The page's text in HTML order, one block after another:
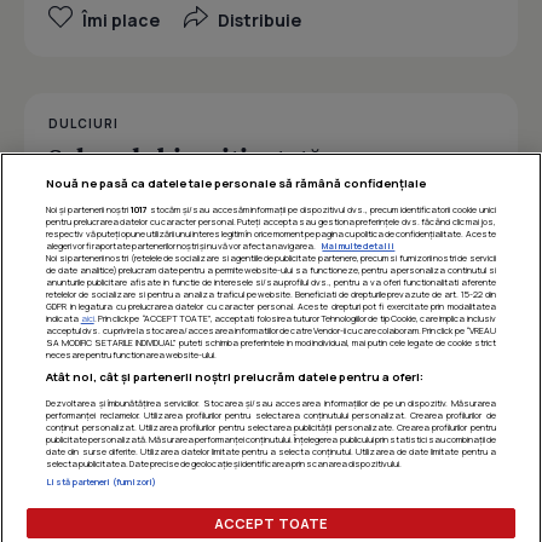
Îmi place Distribuie
DULCIURI
Salam de biscuiţi reţetă
Îmi place Distribuie
Nouă ne pasă ca datele tale personale să rămână confidențiale
Noi și partenerii noștri 1017 stocăm și/sau accesăm informații pe dispozitivul dvs., precum identificatorii cookie unici
pentru prelucrarea datelor cu caracter personal. Puteți accepta sau gestiona preferințele dvs. făcând clic mai jos,
respectiv vă puteți opune utilizării unui interes legitim în orice moment pe pagina cu politica de confidențialitate. Aceste
alegeri vor fi raportate partenerilor noștri și nu vă vor afecta navigarea.
Mai multe detalii
Noi si partenerii nostri (retelele de socializare si agentiile de publicitate partenere, precum si furnizorii nostri de servicii
de date analitice) prelucram date pentru a permite website-ului sa functioneze, pentru a personaliza continutul si
anunturile publicitare afisate in functie de interesele si/sau profilul dvs., pentru a va oferi functionalitati aferente
retelelor de socializare si pentru a analiza traficul pe website. Beneficiati de drepturile prevazute de art. 15-22 din
GDPR in legatura cu prelucrarea datelor cu caracter personal. Aceste drepturi pot fi exercitate prin modalitatea
indicata aici. Prin click pe “ACCEPT TOATE”, acceptati folosirea tuturor Tehnologiilor de tip Cookie, care implica inclusiv
acceptul dvs. cu privire la stocarea/accesarea informatiilor de catre Vendor-ii cu care colaboram. Prin click pe “VREAU
SA MODIFIC SETARILE INDIVIDUAL” puteti schimba preferintele in mod individual, mai putin cele legate de cookie strict
necesare pentru functionarea website-ului.
Atât noi, cât și partenerii noștri prelucrăm datele pentru a oferi:
Dezvoltarea și îmbunătățirea serviciilor. Stocarea și/sau accesarea informațiilor de pe un dispozitiv. Măsurarea
performanței reclamelor. Utilizarea profilurilor pentru selectarea conținutului personalizat. Crearea profilurilor de
conținut personalizat. Utilizarea profilurilor pentru selectarea publicității personalizate. Crearea profilurilor pentru
publicitate personalizată. Măsurarea performanței conținutului. Înțelegerea publicului prin statistici sau combinații de
date din surse diferite. Utilizarea datelor limitate pentru a selecta conținutul. Utilizarea de date limitate pentru a
selecta publicitatea. Date precise de geolocație și identificarea prin scanarea dispozitivului.
Listă parteneri (furnizori)
ACCEPT TOATE